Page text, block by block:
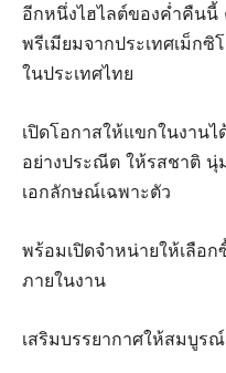
อีกหนึ่งไฮไลต์ของค่ำคืนนี้
พรีเมียมจากประเทศเม็กซิ
ในประเทศไทย
เปิดโอกาสให้แขกในงาน
อย่างประณีต ให้รสชาติ นุ่
เอกลักษณ์เฉพาะตัว
พร้อมเปิดจำหน่ายให้เลือ
ภายในงาน
เสริมบรรยากาศให้สมบูร